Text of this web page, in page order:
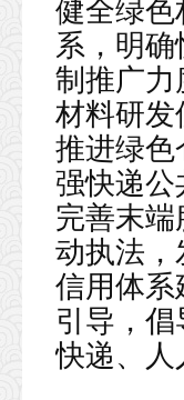
健全绿色
系，明
制推广力
材料研发
推进绿色
强快递公
完善末端
动执法，
信用体系
引导，
快递、人